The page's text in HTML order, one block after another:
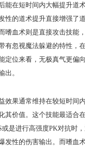
能在短时间内大幅提升道
性的道术提升直接增强了
嗜血术则是直接攻击技能
有忽视魔法躲避的特性，
定位来看，无极真气更偏
出。
效果通常维持在较短时间
其价值。这个技能最适合
或是进行高强度PK对抗时
发性的伤害输出。而嗜血